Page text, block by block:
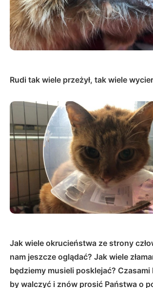
Rudi tak wiele przeżył, tak wiele
Jak wiele okrucieństwa ze strony
nam jeszcze oglądać? Jak wiele
będziemy musieli posklejać? Czasami
by walczyć i znów prosić Państwa o